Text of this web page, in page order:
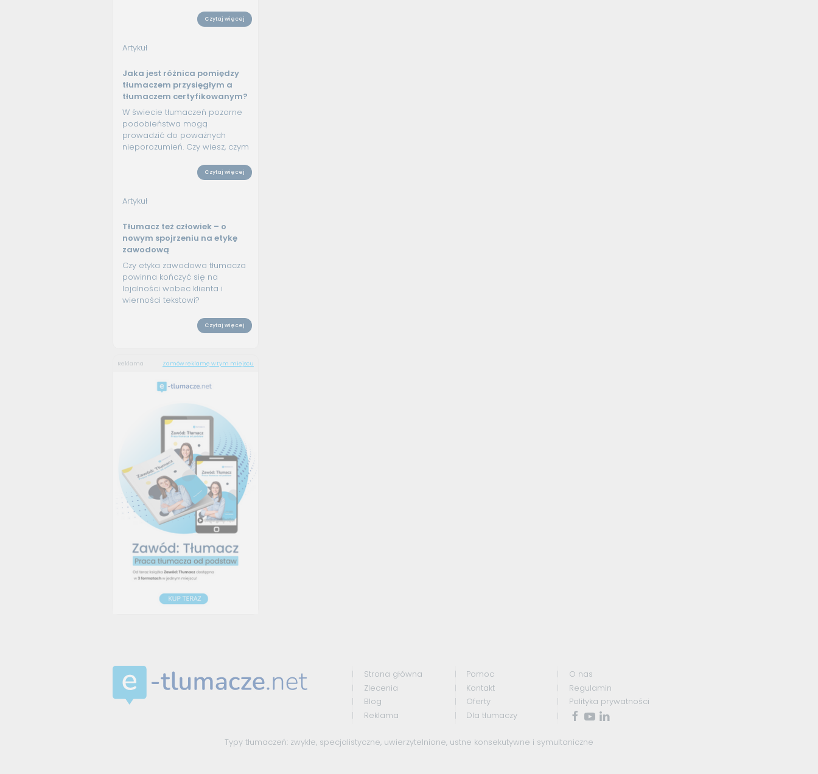
Czytaj więcej
Artykuł
Jaka jest różnica pomiędzy
tłumaczem przysięgłym a
tłumaczem certyfikowanym?
W świecie tłumaczeń pozorne
podobieństwa mogą
prowadzić do poważnych
nieporozumień. Czy wiesz, czym
Czytaj więcej
Artykuł
Tłumacz też człowiek – o
nowym spojrzeniu na etykę
zawodową
Czy etyka zawodowa tłumacza
powinna kończyć się na
lojalności wobec klienta i
wierności tekstowi?
Czytaj więcej
Reklama Zamów reklamę w tym miejscu
Strona główna
Zlecenia
Blog
Reklama
Pomoc
Kontakt
Oferty
Dla tłumaczy
O nas
Regulamin
Polityka prywatności
Typy tłumaczeń: zwykłe, specjalistyczne, uwierzytelnione, ustne konsekutywne i symultaniczne